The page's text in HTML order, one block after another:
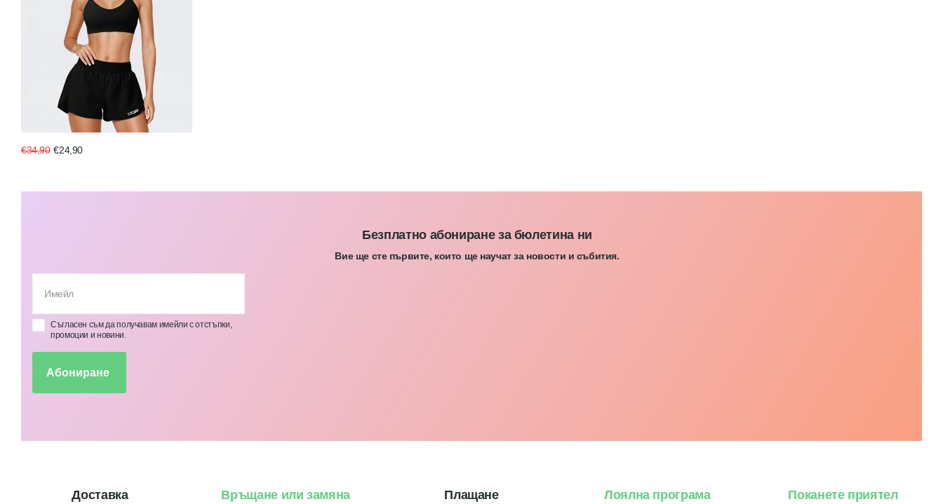
€34,90 €24,90
Безплатно абониране за бюлетина ни
Вие ще сте първите, които ще научат за новости и събития.
Съгласен съм да получавам имейли с отстъпки,
промоции и новини.
Абониране
Доставка Връщане или замяна Плащане Лоялна програма Поканете приятел